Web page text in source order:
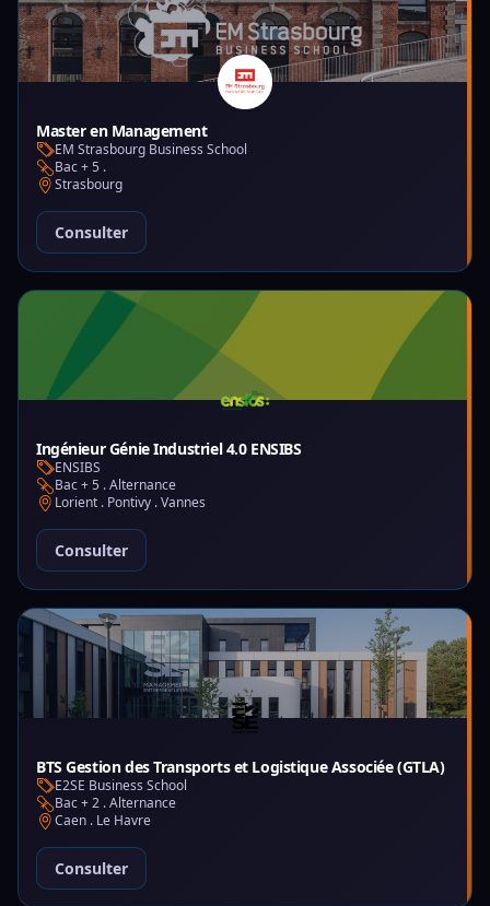
Master en Management
EM Strasbourg Business School
Bac + 5 .
Strasbourg
Consulter
Ingénieur Génie Industriel 4.0 ENSIBS
ENSIBS
Bac + 5 . Alternance
Lorient . Pontivy . Vannes
Consulter
BTS Gestion des Transports et Logistique Associée (GTLA)
E2SE Business School
Bac + 2 . Alternance
Caen . Le Havre
Consulter